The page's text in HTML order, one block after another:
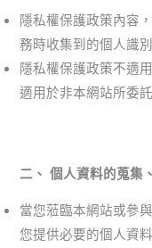
隱私權保護政策內容
務時收集到的個人識
隱私權保護政策不適
適用於非本網站所委
二、 個人資料的蒐集
當您蒞臨本網站或參
您提供必要的個人資